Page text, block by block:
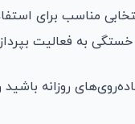
به فعالیت